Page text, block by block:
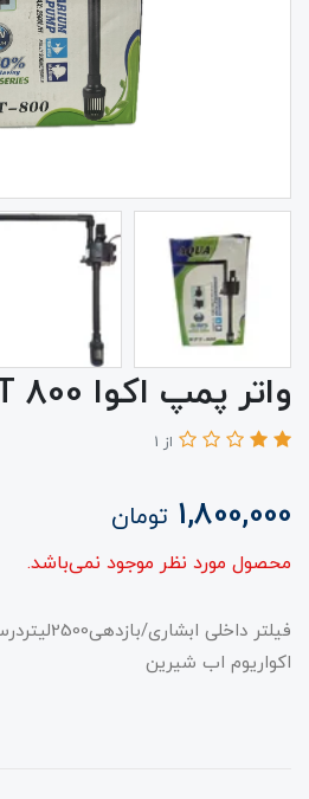
واتر پمپ اکوا WPT 800
از 1
1,800,000 تومان
محصول مورد نظر موجود نمی‌باشد.
اکواریوم اب شیرین